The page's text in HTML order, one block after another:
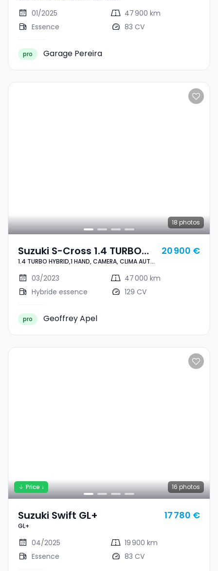
01/2025
47 900 km
Essence
83 CV
pro Garage Pereira
18 photos
Suzuki S-Cross 1.4 TURBO
HYBRID,1 HAND, CAMERA,
CLIMA AUTO, CARPLAY, ALU
17'', ASS. LIGNES, ANGLE
REMORQUE
1.4 TURBO HYBRID,1 HAND, CAMERA, CLIMA AUTO,
REGULATEUR, LED, ATT. REMORQUE
20 900 €
03/2023
47 000 km
Hybride essence
129 CV
pro Geoffrey Apel
16 photos
Price ↓
Suzuki Swift GL+
GL+
17 780 €
04/2025
19 900 km
Essence
83 CV